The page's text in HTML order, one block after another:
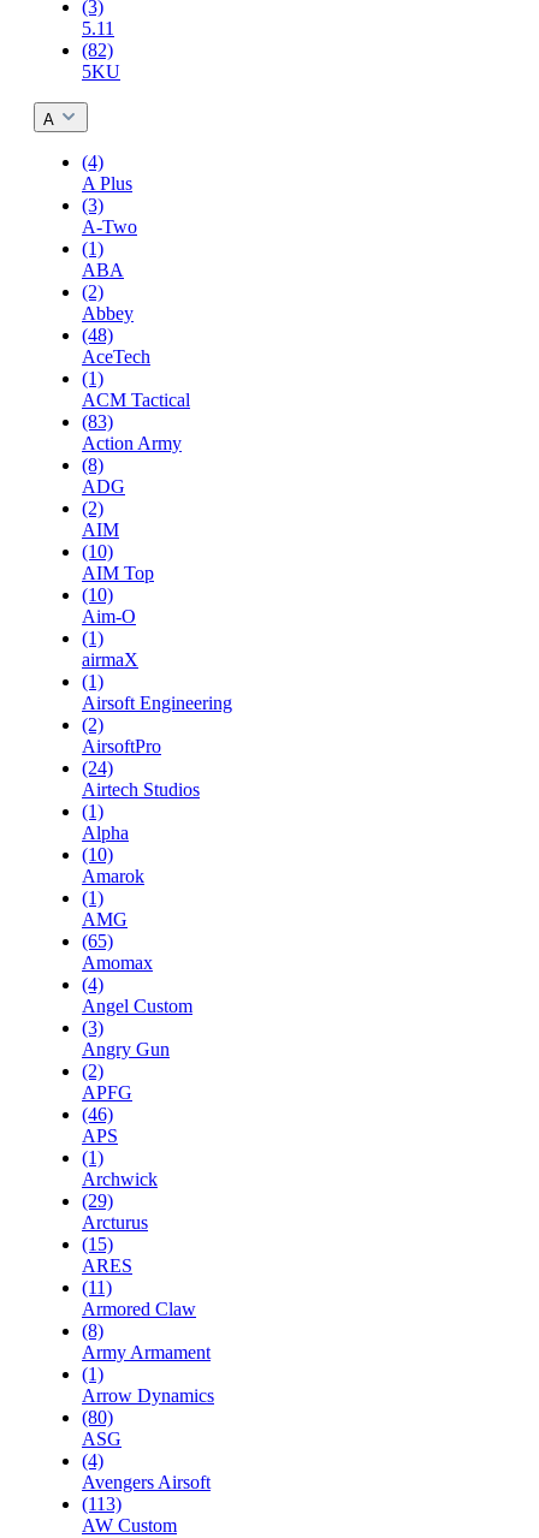
(3)
5.11
(82)
5KU
A
(4)
A Plus
(3)
A-Two
(1)
ABA
(2)
Abbey
(48)
AceTech
(1)
ACM Tactical
(83)
Action Army
(8)
ADG
(2)
AIM
(10)
AIM Top
(10)
Aim-O
(1)
airmaX
(1)
Airsoft Engineering
(2)
AirsoftPro
(24)
Airtech Studios
(1)
Alpha
(10)
Amarok
(1)
AMG
(65)
Amomax
(4)
Angel Custom
(3)
Angry Gun
(2)
APFG
(46)
APS
(1)
Archwick
(29)
Arcturus
(15)
ARES
(11)
Armored Claw
(8)
Army Armament
(1)
Arrow Dynamics
(80)
ASG
(4)
Avengers Airsoft
(113)
AW Custom